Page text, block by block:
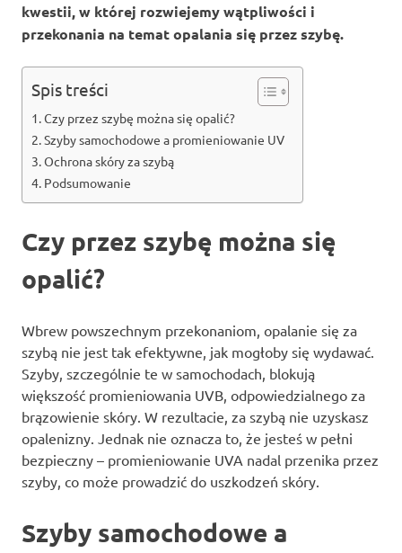
kwestii, w której rozwiejemy wątpliwości i
przekonania na temat opalania się przez szybę.
Spis treści
Czy przez szybę można się opalić?
Szyby samochodowe a promieniowanie UV
Ochrona skóry za szybą
Podsumowanie
Czy przez szybę można się
opalić?
Wbrew powszechnym przekonaniom, opalanie się za
szybą nie jest tak efektywne, jak mogłoby się wydawać.
Szyby, szczególnie te w samochodach, blokują
większość promieniowania UVB, odpowiedzialnego za
brązowienie skóry. W rezultacie, za szybą nie uzyskasz
opalenizny. Jednak nie oznacza to, że jesteś w pełni
bezpieczny – promieniowanie UVA nadal przenika przez
szyby, co może prowadzić do uszkodzeń skóry.
Szyby samochodowe a